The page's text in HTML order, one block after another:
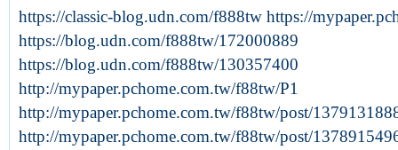
https://classic-blog.udn.com/f888tw https://
https://blog.udn.com/f888tw/172000889
https://blog.udn.com/f888tw/130357400
http://mypaper.pchome.com.tw/f88tw/P1
http://mypaper.pchome.com.tw/f88tw/post/
http://mypaper.pchome.com.tw/f88tw/post/